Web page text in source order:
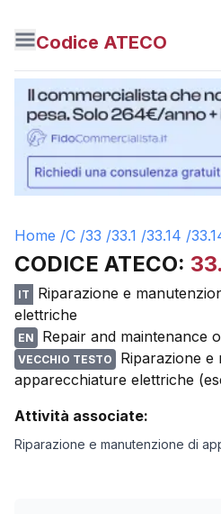
Codice ATECO
Home /C /33 /33.1 /33.14 /
CODICE ATECO:
IT
Riparazione e
elettriche
EN Repair and maintenance
VECCHIO TESTO
Riparazione e
apparecchiature elettriche
Attività associate:
Riparazione e manutenzione di